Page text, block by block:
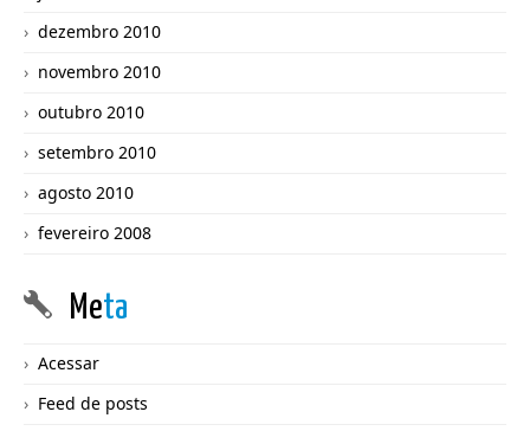
dezembro 2010
novembro 2010
outubro 2010
setembro 2010
agosto 2010
fevereiro 2008
Meta
Acessar
Feed de posts